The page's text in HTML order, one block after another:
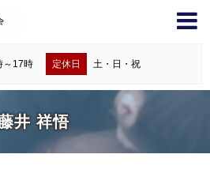
～17時 定休日 土・日・祝
井 祥悟